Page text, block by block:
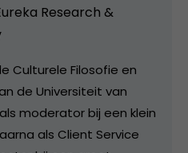
Research &
Culturele Filosofie en
de Universiteit van
moderator bij een klein
als Client Service